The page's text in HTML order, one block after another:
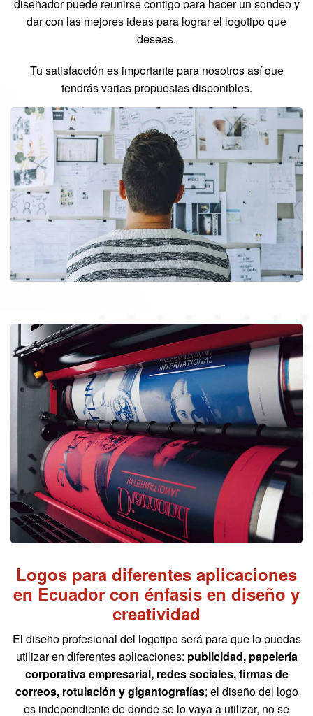
diseñador puede reunirse contigo para hacer un sondeo y
dar con las mejores ideas para lograr el logotipo que
deseas.
Tu satisfacción es importante para nosotros así que
tendrás varias propuestas disponibles.
Logos para diferentes aplicaciones
en Ecuador con énfasis en diseño y
creatividad
El diseño profesional del logotipo será para que lo puedas
utilizar en diferentes aplicaciones: publicidad, papelería
corporativa empresarial, redes sociales, firmas de
correos, rotulación y gigantografías; el diseño del logo
es independiente de donde se lo vaya a utilizar, no se